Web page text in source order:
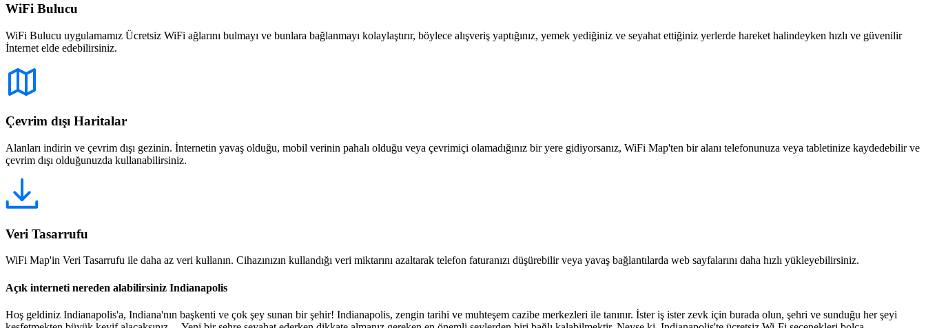
WiFi Bulucu
WiFi Bulucu uygulamamız Ücretsiz WiFi ağlarını bulmayı ve bunlara bağlanmayı kolaylaştırır, böylece alışveriş yaptığınız, yemek yediğiniz ve seyahat ettiğiniz yerlerde hareket halindeyken hızlı ve güvenilir
İnternet elde edebilirsiniz.
Çevrim dışı Haritalar
Alanları indirin ve çevrim dışı gezinin. İnternetin yavaş olduğu, mobil verinin pahalı olduğu veya çevrimiçi olamadığınız bir yere gidiyorsanız, WiFi Map'ten bir alanı telefonunuza veya tabletinize kaydedebilir ve
çevrim dışı olduğunuzda kullanabilirsiniz.
Veri Tasarrufu
WiFi Map'in Veri Tasarrufu ile daha az veri kullanın. Cihazınızın kullandığı veri miktarını azaltarak telefon faturanızı düşürebilir veya yavaş bağlantılarda web sayfalarını daha hızlı yükleyebilirsiniz.
Açık interneti nereden alabilirsiniz Indianapolis
Hoş geldiniz Indianapolis'a, Indiana'nın başkenti ve çok şey sunan bir şehir! Indianapolis, zengin tarihi ve muhteşem cazibe merkezleri ile tanınır. İster iş ister zevk için burada olun, şehri ve sunduğu her şeyi